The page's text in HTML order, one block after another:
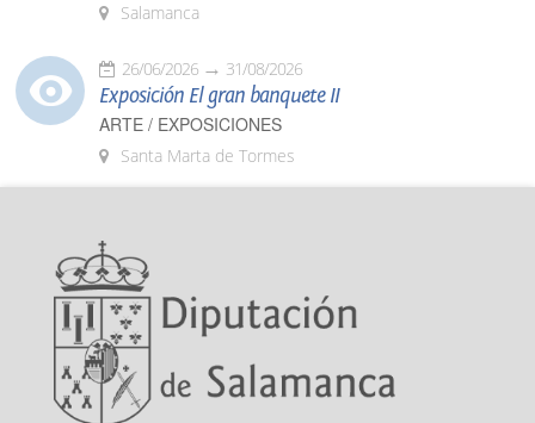
Salamanca
26/06/2026 31/08/2026
Exposición El gran banquete II
ARTE / EXPOSICIONES
Santa Marta de Tormes